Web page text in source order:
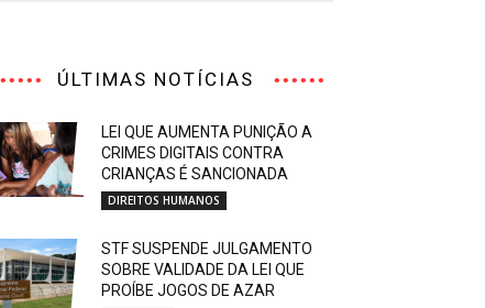
ÚLTIMAS NOTÍCIAS
LEI QUE AUMENTA PUNIÇÃO A
CRIMES DIGITAIS CONTRA
CRIANÇAS É SANCIONADA
DIREITOS HUMANOS
STF SUSPENDE JULGAMENTO
SOBRE VALIDADE DA LEI QUE
PROÍBE JOGOS DE AZAR